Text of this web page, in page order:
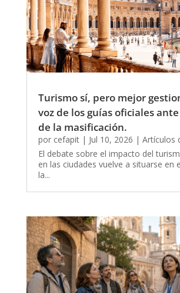
Turismo sí, pero mejor
voz de los guías oficiales
de la masificación.
por cefapit| Jul 10, 2026 | Artículos
El debate sobre el impacto del
en las ciudades vuelve a situarse en
la...